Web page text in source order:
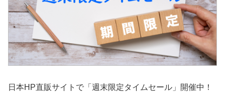
日本HP直販サイトで「週末限定タイムセール」開催中！